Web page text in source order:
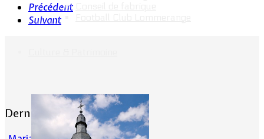
Précédent
Suivant
Dernières actualités